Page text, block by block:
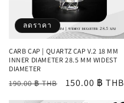
ลดราคา
CARB CAP | QUARTZ CAP V.2 18 MM
INNER DIAMETER 28.5 MM WIDEST
DIAMETER
ราคา
190.00 ฿ THB
ราคา
150.00 ฿ THB